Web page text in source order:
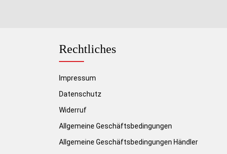
Rechtliches
Impressum
Datenschutz
Widerruf
Allgemeine Geschäftsbedingungen
Allgemeine Geschäftsbedingungen Händler